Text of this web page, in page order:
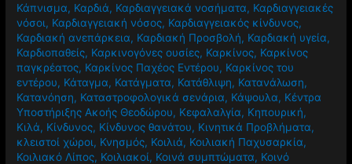
Κάπνισμα, Καρδιά, Καρδιαγγειακά νοσήματα, Καρδιαγγειακές
νόσοι, Καρδιαγγειακή νόσος, Καρδιαγγειακός κίνδυνος,
Καρδιακή ανεπάρκεια, Καρδιακή Προσβολή, Καρδιακή υγεία,
Καρδιοπαθείς, Καρκινογόνες ουσίες, Καρκίνος, Καρκίνος
παγκρέατος, Καρκίνος Παχέος Εντέρου, Καρκίνος του
εντέρου, Κάταγμα, Κατάγματα, Κατάθλιψη, Κατανάλωση,
Κατανόηση, Καταστροφολογικά σενάρια, Κάψουλα, Κέντρα
Υποστήριξης Ακοής Θεοδώρου, Κεφαλαλγία, Κηπουρική,
Κιλά, Κίνδυνος, Κίνδυνος θανάτου, Κινητικά Προβλήματα,
κλειστοί χώροι, Κνησμός, Κοιλιά, Κοιλιακή Παχυσαρκία,
Κοιλιακό Λίπος, Κοιλιακοί, Κοινά συμπτώματα, Κοινό